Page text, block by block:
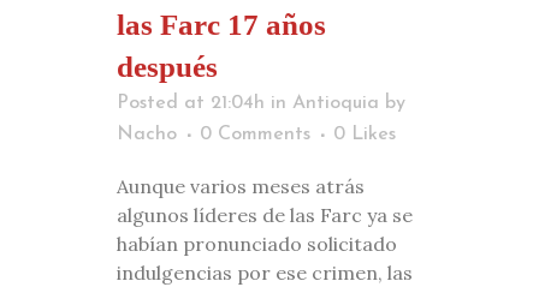
las Farc 17 años
después
Posted at 21:04h in Antioquia by
Nacho
0 Comments 0 Likes
Aunque varios meses atrás
algunos líderes de las Farc ya se
habían pronunciado solicitado
indulgencias por ese crimen, las